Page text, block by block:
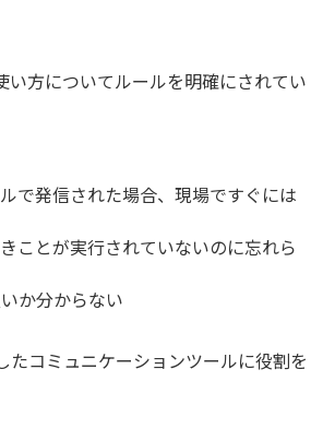
方についてルールを明確にされてい
で発信された場合、現場ですぐには
ことが実行されていないのに忘れら
か分からない
コミュニケーションツールに役割を